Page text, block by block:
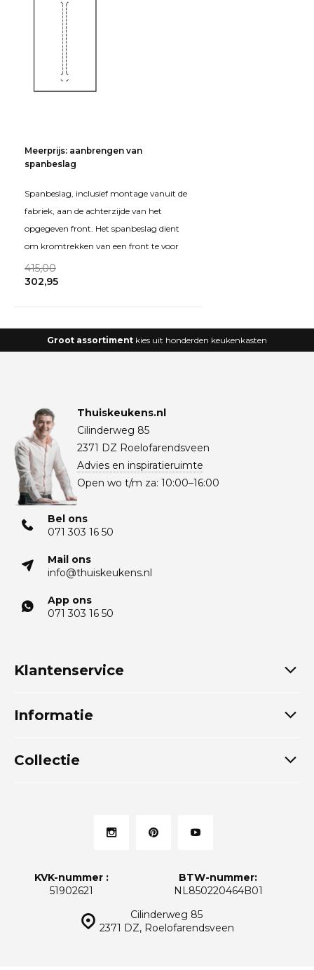
Meerprijs: aanbrengen van
spanbeslag
Spanbeslag, inclusief montage vanuit de
fabriek, aan de achterzijde van het
opgegeven front. Het spanbeslag dient
om kromtrekken van een front te voor
415,00
302,95
Groot assortiment kies uit honderden keukenkasten
Thuiskeukens.nl
Cilinderweg 85
2371 DZ Roelofarendsveen
Advies en inspiratieruimte
Open wo t/m za: 10:00–16:00
Bel ons
071 303 16 50
Mail ons
info@thuiskeukens.nl
App ons
071 303 16 50
Klantenservice
Informatie
Collectie
Cilinderweg 85
2371 DZ, Roelofarendsveen
KVK-nummer :
51902621
BTW-nummer:
NL850220464B01